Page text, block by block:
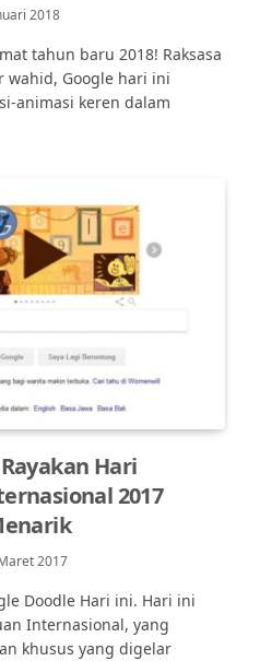
2018
tahun baru 2018! Raksasa
wahid, Google hari ini
animasi keren dalam
Hari
2017
2017
Doodle Hari ini. Hari ini
Internasional, yang
khusus yang digelar